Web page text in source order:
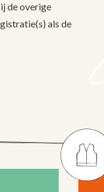
de overige
als de